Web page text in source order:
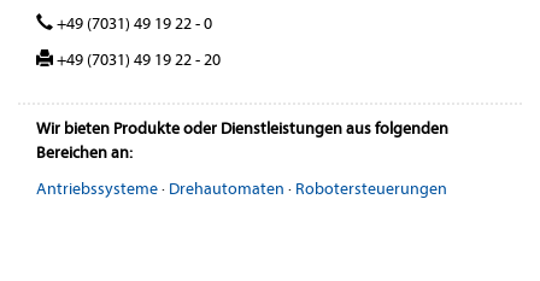
+49 (7031) 49 19 22 - 0
+49 (7031) 49 19 22 - 20
Wir bieten Produkte oder Dienstleistungen aus folgenden
Bereichen an:
Antriebssysteme· Drehautomaten · Robotersteuerungen